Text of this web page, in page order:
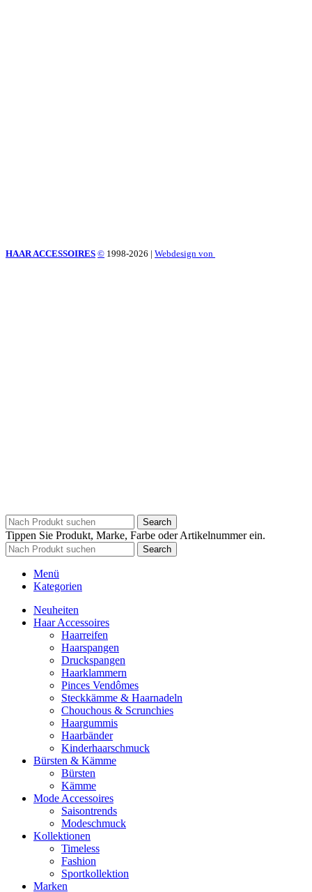
HAAR ACCESSOIRES © 1998-2026 | Webdesign von
Search
Tippen Sie Produkt, Marke, Farbe oder Artikelnummer ein.
Search
Menü
Kategorien
Neuheiten
Haar Accessoires
Haarreifen
Haarspangen
Druckspangen
Haarklammern
Pinces Vendômes
Steckkämme & Haarnadeln
Chouchous & Scrunchies
Haargummis
Haarbänder
Kinderhaarschmuck
Bürsten & Kämme
Bürsten
Kämme
Mode Accessoires
Saisontrends
Modeschmuck
Kollektionen
Timeless
Fashion
Sportkollektion
Marken